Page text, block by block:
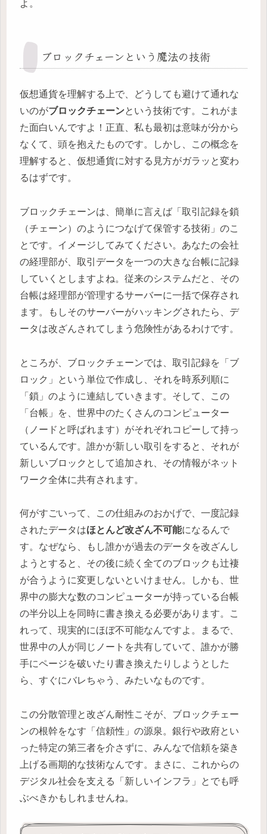
よ。
ブロックチェーンという魔法の技術
仮想通貨を理解する上で、どうしても避けて通れな
いのがブロックチェーンという技術です。これがま
た面白いんですよ！正直、私も最初は意味が分から
なくて、頭を抱えたものです。しかし、この概念を
理解すると、仮想通貨に対する見方がガラッと変わ
るはずです。
ブロックチェーンは、簡単に言えば「取引記録を鎖
（チェーン）のようにつなげて保管する技術」のこ
とです。イメージしてみてください。あなたの会社
の経理部が、取引データを一つの大きな台帳に記録
していくとしますよね。従来のシステムだと、その
台帳は経理部が管理するサーバーに一括で保存され
ます。もしそのサーバーがハッキングされたら、デ
ータは改ざんされてしまう危険性があるわけです。
ところが、ブロックチェーンでは、取引記録を「ブ
ロック」という単位で作成し、それを時系列順に
「鎖」のように連結していきます。そして、この
「台帳」を、世界中のたくさんのコンピューター
（ノードと呼ばれます）がそれぞれコピーして持っ
ているんです。誰かが新しい取引をすると、それが
新しいブロックとして追加され、その情報がネット
ワーク全体に共有されます。
何がすごいって、この仕組みのおかげで、一度記録
されたデータはほとんど改ざん不可能になるんで
す。なぜなら、もし誰かが過去のデータを改ざんし
ようとすると、その後に続く全てのブロックも辻褄
が合うように変更しないといけません。しかも、世
界中の膨大な数のコンピューターが持っている台帳
の半分以上を同時に書き換える必要があります。こ
れって、現実的にほぼ不可能なんですよ。まるで、
世界中の人が同じノートを共有していて、誰かが勝
手にページを破いたり書き換えたりしようとした
ら、すぐにバレちゃう、みたいなものです。
この分散管理と改ざん耐性こそが、ブロックチェー
ンの根幹をなす「信頼性」の源泉。銀行や政府とい
った特定の第三者を介さずに、みんなで信頼を築き
上げる画期的な技術なんです。まさに、これからの
デジタル社会を支える「新しいインフラ」とでも呼
ぶべきかもしれませんね。